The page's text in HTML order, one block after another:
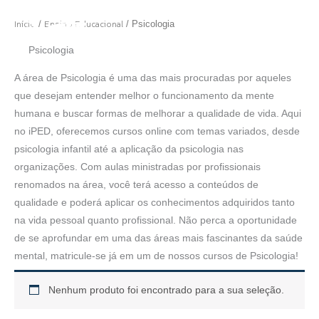
paraInício / Ensino Educacional / Psicologia
Psicologia
A área de Psicologia é uma das mais procuradas por aqueles
que desejam entender melhor o funcionamento da mente
humana e buscar formas de melhorar a qualidade de vida. Aqui
no iPED, oferecemos cursos online com temas variados, desde
psicologia infantil até a aplicação da psicologia nas
organizações. Com aulas ministradas por profissionais
renomados na área, você terá acesso a conteúdos de
qualidade e poderá aplicar os conhecimentos adquiridos tanto
na vida pessoal quanto profissional. Não perca a oportunidade
de se aprofundar em uma das áreas mais fascinantes da saúde
mental, matricule-se já em um de nossos cursos de Psicologia!
Nenhum produto foi encontrado para a sua seleção.